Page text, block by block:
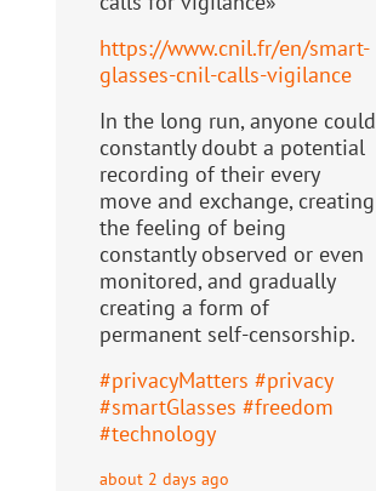
https://www.cnil.fr/en/smart-
glasses-cnil-calls-vigilance
In the long run, anyone could
constantly doubt a potential
recording of their every
move and exchange, creating
the feeling of being
constantly observed or even
monitored, and gradually
creating a form of
permanent self-censorship.
#privacyMatters #privacy
#smartGlasses #freedom
#technology
about 2 days ago